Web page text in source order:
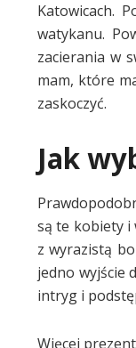
Katowicach.
watykanu.
zacierania w
mam, które
zaskoczyć.
Jak
są te kobiety i
z wyrazistą
jedno wyjście
intryg i
Więcej